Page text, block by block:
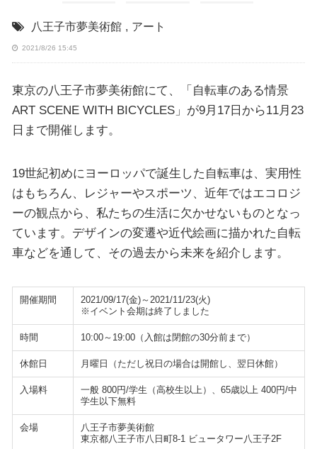
八王子市夢美術館 , アート
2021/8/26 15:45
東京の八王子市夢美術館にて、「自転車のある情景
ART SCENE WITH BICYCLES」が9月17日から11月23
日まで開催します。
19世紀初めにヨーロッパで誕生した自転車は、実用性
はもちろん、レジャーやスポーツ、近年ではエコロジ
ーの観点から、私たちの生活に欠かせないものとなっ
ています。デザインの変遷や近代絵画に描かれた自転
車などを通して、その過去から未来を紹介します。
開催期間
2021/09/17(金)～2021/11/23(火)
※イベント会期は終了しました
時間 10:00～19:00（入館は閉館の30分前まで）
休館日 月曜日（ただし祝日の場合は開館し、翌日休館）
入場料
一般 800円/学生（高校生以上）、65歳以上 400円/中
学生以下無料
会場
八王子市夢美術館
東京都八王子市八日町8-1 ビュータワー八王子2F